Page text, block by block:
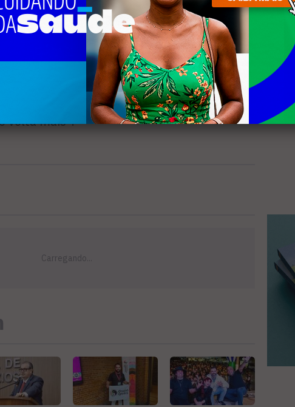
so­ciais serão mantidos, bem como toda
e da Saúde. Sobre a antecipação dos
o objetivo “é organizar a cidade para o
que exclusivamente das nossas receitas
tenha vida própria porque o em­préstimo
volta mais”.